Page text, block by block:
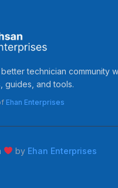
technician community
guides, and tools.
Ehan Enterprises
by Ehan Enterprises